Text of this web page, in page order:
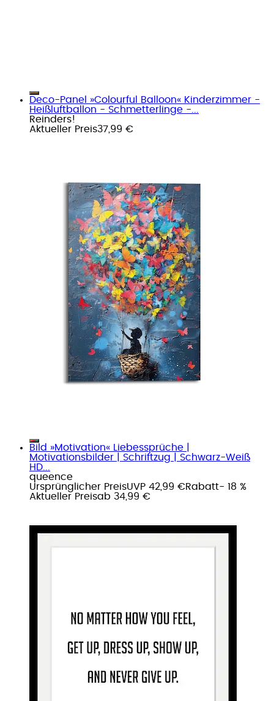
Deco-Panel »Colourful Balloon« Kinderzimmer -
Heißluftballon - Schmetterlinge -...
Reinders!
Aktueller Preis37,99 €
Bild »Motivation« Liebessprüche |
Motivationsbilder | Schriftzug | Schwarz-Weiß
HD...
queence
Ursprünglicher PreisUVP 42,99 €Rabatt- 18 %
Aktueller Preisab 34,99 €